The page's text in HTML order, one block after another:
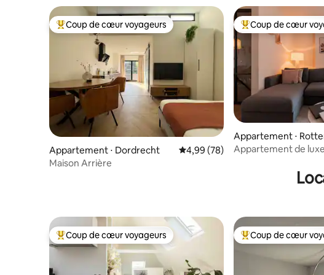
Coups de cœur voyageurs les plus appréciés
Coup de cœur voyageurs
Appartement ⋅ Dordrecht Évaluation moyenne sur la base
4,99 (78)
Maison Arrière
Coups de cœur
Coup de cœur
Appartement ⋅
Appartement de
Coups de cœur voyageurs les plus appréciés
Coup de cœur voyageurs Coups de cœur
Coup de cœur